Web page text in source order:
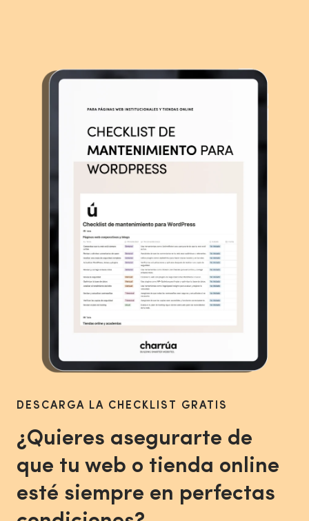
DESCARGA LA CHECKLIST GRATIS
¿Quieres asegurarte de
que tu web o tienda online
esté siempre en perfectas